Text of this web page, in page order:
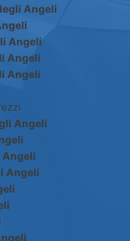
Angeli
Angeli
Angeli
Angeli
Angeli
Angeli
Angeli